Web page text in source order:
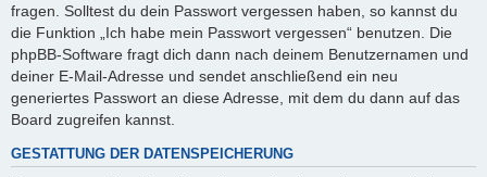
fragen. Solltest du dein Passwort vergessen haben, so kannst du
die Funktion „Ich habe mein Passwort vergessen“ benutzen. Die
phpBB-Software fragt dich dann nach deinem Benutzernamen und
deiner E-Mail-Adresse und sendet anschließend ein neu
generiertes Passwort an diese Adresse, mit dem du dann auf das
Board zugreifen kannst.
GESTATTUNG DER DATENSPEICHERUNG